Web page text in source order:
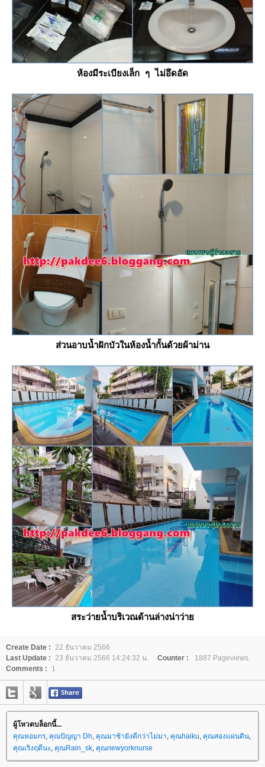
ห้องมีระเบียงเล็ก ๆ ไม่อึดอัด
ส่วนอาบน้ำฝักบัวในห้องน้ำกั้นด้วยผ้าม่าน
สระว่ายน้ำบริเวณด้านล่างน่าว่า
Create Date : 22 ธันวาคม 2566
Last Update : 23 ธันวาคม 2566 14:24:32 น. Counter :
1887 Pageviews.
Comments :
1
ผู้โหวตบล็อกนี้...
คุณหอมกร, คุณปัญญา Dh, คุณมาช้ายังดีกว่าไม่มา, คุณhaiku, คุณสองแผ่นดิน,
คุณเริงฤดีนะ, คุณRain_sk, คุณnewyorknurse